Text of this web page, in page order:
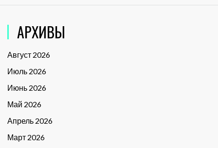
АРХИВЫ
Август 2026
Июль 2026
Июнь 2026
Май 2026
Апрель 2026
Март 2026